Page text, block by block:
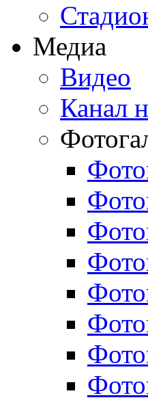
Медиа
Видео
Канал